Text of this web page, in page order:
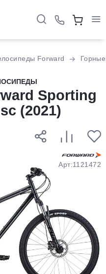
Forward Горные
Sporting
(2021)
Арт:1121472